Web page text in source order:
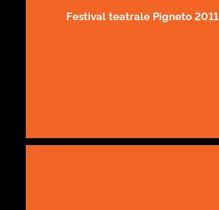
Festival teatrale Pigneto 2011